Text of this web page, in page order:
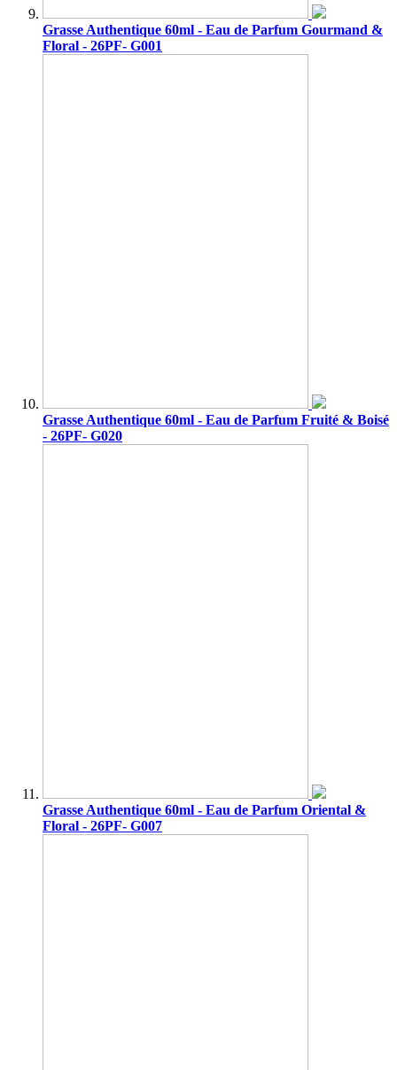
Grasse Authentique 60ml - Eau de Parfum Gourmand &
Floral - 26PF- G001
Grasse Authentique 60ml - Eau de Parfum Fruité & Boisé
- 26PF- G020
Grasse Authentique 60ml - Eau de Parfum Oriental &
Floral - 26PF- G007